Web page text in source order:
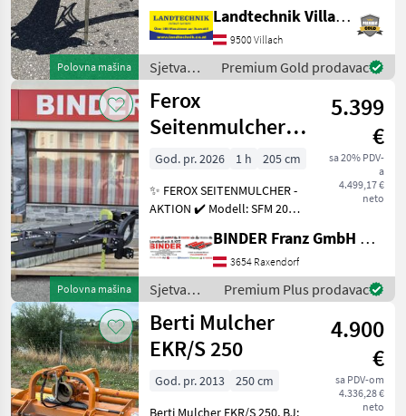
Polovna mašina
širokokutnim kardanskim
vratilom, bočne klizaljke,
spreman za rad, odmah
dostupan. Naš profe
Landtechnik Villach GmbH
9500 Villach
Sjetva
(sijačice,
mulčeri,
sjetvospremači
i dr) /
Kuhn
Premium Gold prodavac
Polovna mašina
Ferox
Seitenmulcher
SFM 205
5.399
€
sa 20% PDV-
a
4.499,17 €
neto
God. pr. 2026 1 h
205 cm
✨ FEROX SEITENMULCHER -
AKTION ✔️ Modell: SFM 205
Ausführung ✔️
mittelschwere Ausführung
✔️ für Traktore von 60 - 85
PS ✔️ el.dyn. g
BINDER Franz GmbH & CoKG
3654 Raxendorf
Sjetva
(sijačice,
mulčeri,
sjetvospremači
i dr) /
Ferox
Premium Plus prodavac
Berti Mulcher
EKR/S 250
4.900
€
sa PDV-om
4.336,28 €
neto
God. pr. 2013
250 cm
Berti Mulcher EKR/S 250, BJ: